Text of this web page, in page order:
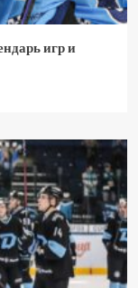
игр и